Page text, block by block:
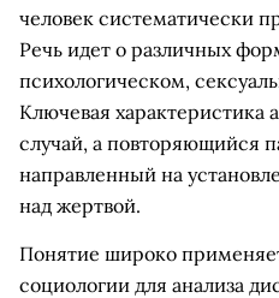
человек систематически
Речь идет о различных
психологическом,
Ключевая
случай, а повторяющийся
направленный на
над жертвой.
Понятие широко
социологии для анализа